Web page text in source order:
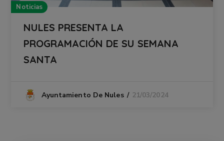
Noticias
NULES PRESENTA LA
PROGRAMACIÓN DE SU SEMANA
SANTA
Ayuntamiento De Nules 21/03/2024